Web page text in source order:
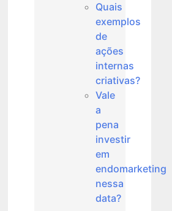
Quais
exemplos
de
ações
internas
criativas?
Vale
a
pena
investir
em
endomarketing
nessa
data?